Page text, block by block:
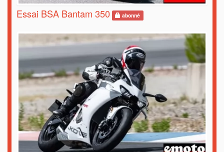
Essai BSA Bantam 350 abonné